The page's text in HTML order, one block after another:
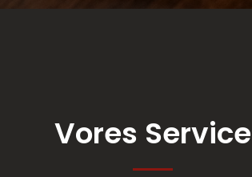
Vores Service